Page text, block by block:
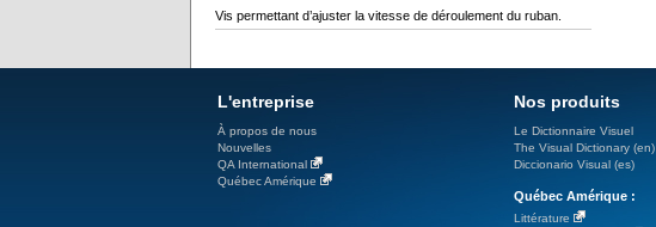
Vis permettant d’ajuster la vitesse de déroulement du ruban.
L'entreprise
À propos de nous
Nouvelles
QA International
Québec Amérique
Nos produits
Le Dictionnaire Visuel
The Visual Dictionary (en)
Diccionario Visual (es)
Québec Amérique :
Littérature